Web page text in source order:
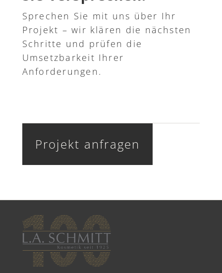
Sprechen Sie mit uns über Ihr
Projekt – wir klären die nächsten
Schritte und prüfen die
Umsetzbarkeit Ihrer
Anforderungen.
Projekt anfragen